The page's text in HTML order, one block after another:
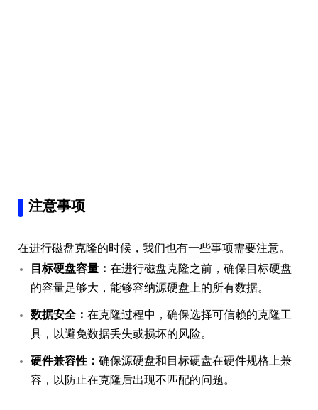
注意事项
在进行磁盘克隆的时候，我们也有一些事项需要注意。
目标硬盘容量： 在进行磁盘克隆之前，确保目标硬盘
的容量足够大，能够容纳源硬盘上的所有数据。
数据安全： 在克隆过程中，确保选择可信赖的克隆工
具，以避免数据丢失或损坏的风险。
硬件兼容性： 确保源硬盘和目标硬盘在硬件规格上兼
容，以防止在克隆后出现不匹配的问题。